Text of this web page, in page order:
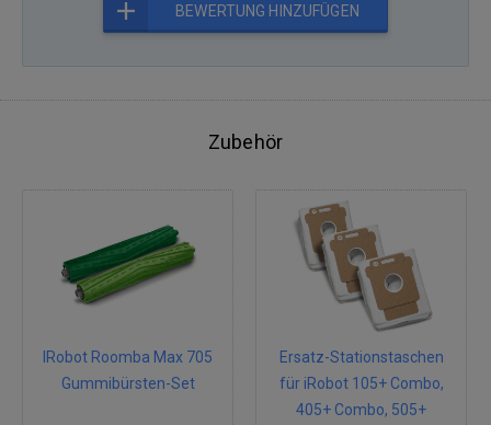
BEWERTUNG HINZUFÜGEN
Zubehör
IRobot Roomba Max 705
Gummibürsten-Set
Ersatz-Stationstaschen
für iRobot 105+ Combo,
405+ Combo, 505+